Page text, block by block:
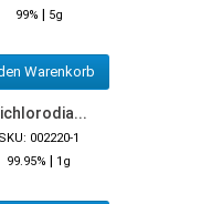
99% | 5g
Warenkorb
SKU: 002220-1
99.95% | 1g